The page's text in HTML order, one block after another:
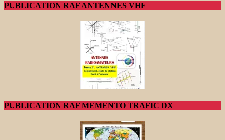
PUBLICATION RAF ANTENNES VHF
PUBLICATION RAF MEMENTO TRAFIC DX